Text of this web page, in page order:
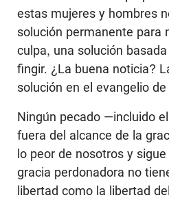
estas mujeres y hombres
solución permanente para
culpa, una solución
fingir. ¿La buena noticia?
solución en el evangelio
Ningún pecado —incluido
fuera del alcance de la
lo peor de nosotros y
gracia perdonadora no
libertad como la libertad